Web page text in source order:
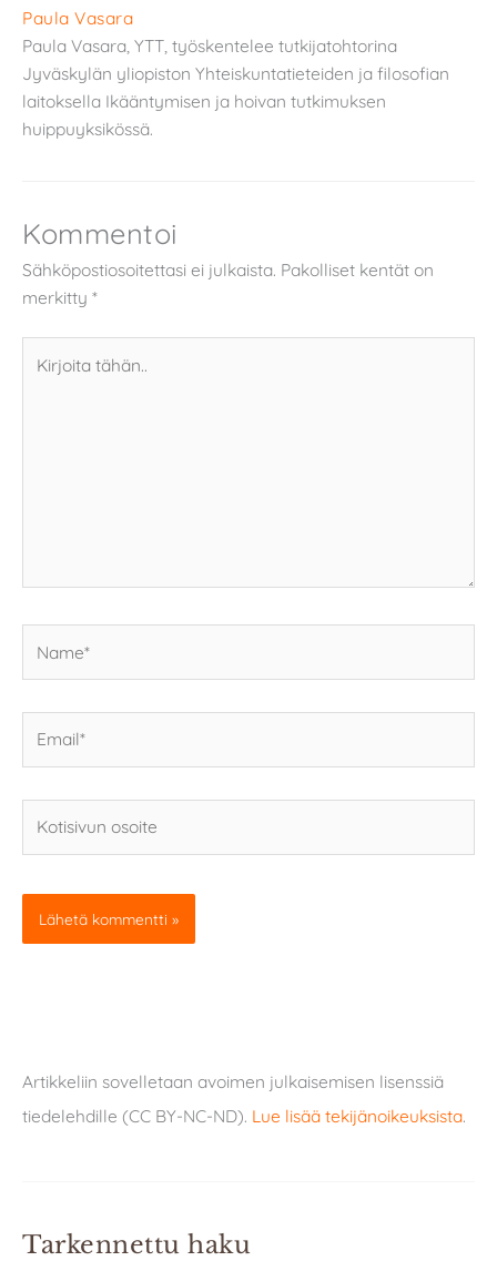
Paula Vasara
Paula Vasara, YTT, työskentelee tutkijatohtorina
Jyväskylän yliopiston Yhteiskuntatieteiden ja filosofian
laitoksella Ikääntymisen ja hoivan tutkimuksen
huippuyksikössä.
Kommentoi
Sähköpostiosoitettasi ei julkaista. Pakolliset kentät on
merkitty *
tähän..
osoite
Artikkeliin sovelletaan avoimen julkaisemisen lisenssiä
tiedelehdille (CC BY-NC-ND). Lue lisää tekijänoikeuksista.
Tarkennettu haku